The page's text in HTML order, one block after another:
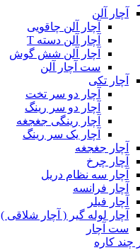
آچار آلن
آچار آلن چاقویی
آچار آلن دسته T
آچار آلن شش گوش
ست آچار آلن
آچار تکی
آچار دو سر تخت
آچار دو سر رینگ
آچار رینگی جغجغه
آچار یک سر رینگ
آچار جغجغه
آچار چرخ
آچار سه نظام دریل
آچار فرانسه
آچار فیلر
آچار لوله گیر ( آچار شلاقی )
ست آچار
چند کاره